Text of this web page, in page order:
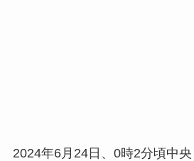
2024年6月24日、0時2分頃中